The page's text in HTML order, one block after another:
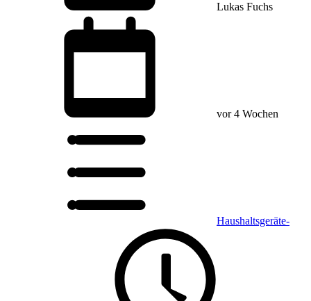
Lukas Fuchs
vor 4 Wochen
Haushaltsgeräte-